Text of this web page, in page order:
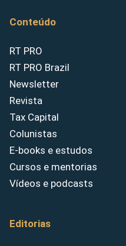
Conteúdo
RT PRO
RT PRO Brazil
Newsletter
Revista
Tax Capital
Colunistas
E-books e estudos
Cursos e mentorias
Vídeos e podcasts
Editorias